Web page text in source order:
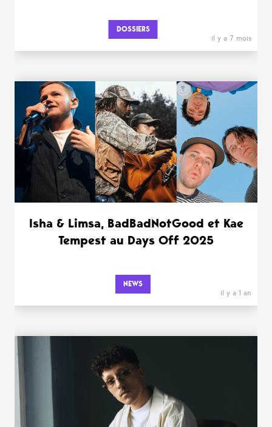
DOSSIERS
il y a 7 mois
Isha & Limsa, BadBadNotGood et Kae
Tempest au Days Off 2025
NEWS
il y a 1 an